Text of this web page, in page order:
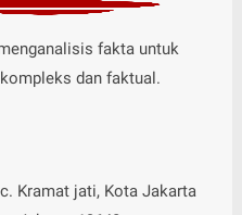
fakta untuk
dan faktual.
Kramat jati, Kota Jakarta